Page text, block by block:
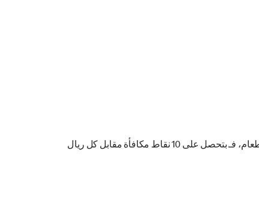
نعم، يمكنك جمع نقاط المكافأة على كل مشترياتك. لذا، إذا كنت تستبدل منتج من منتجات التشكيلة الجديدة من مكافآتي معM وتطلب الطعام، فـ بتحصل على 10 نقاط مكافأة مقابل كل ريال